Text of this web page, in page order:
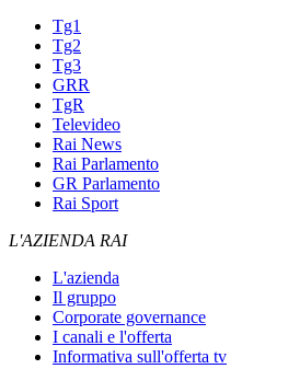
Tg1
Tg2
Tg3
GRR
TgR
Televideo
Rai News
Rai Parlamento
GR Parlamento
Rai Sport
L'AZIENDA RAI
L'azienda
Il gruppo
Corporate governance
I canali e l'offerta
Informativa sull'offerta tv